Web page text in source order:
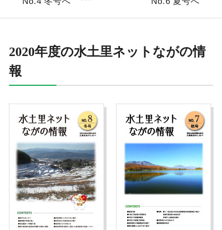
2020年度の水土里ネットながの情
報